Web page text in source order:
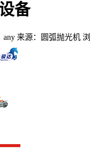
备
any 来源：圆弧抛光机